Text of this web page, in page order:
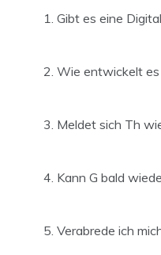
Gibt es eine
Wie entwickelt
Meldet sich Th
Kann G bald
Verabrede ich